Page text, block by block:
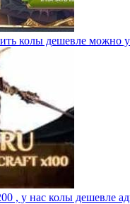
колы дешевле можно
, у нас колы дешевле